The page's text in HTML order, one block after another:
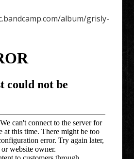
album/grisly-